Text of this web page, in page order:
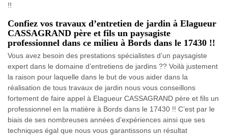
!!
Confiez vos travaux d’entretien de jardin à Elagueur
CASSAGRAND père et fils un paysagiste
professionnel dans ce milieu à Bords dans le 17430 !!
Vous avez besoin des prestations spécialistes d’un paysagiste
expert dans le domaine d’entretiens de jardins ?? Voilà justement
la raison pour laquelle dans le but de vous aider dans la
réalisation de tous travaux de jardin nous vous conseillons
fortement de faire appel à Elagueur CASSAGRAND père et fils un
professionnel en la matière à Bords dans le 17430 !! C’est par le
biais de ses nombreuses années d’expériences ainsi que ses
techniques égal que nous vous garantissons un résultat